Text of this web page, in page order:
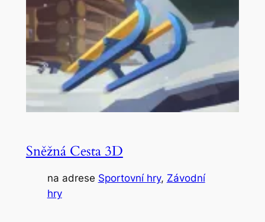
Sněžná Cesta 3D
na adrese Sportovní hry, Závodní
hry